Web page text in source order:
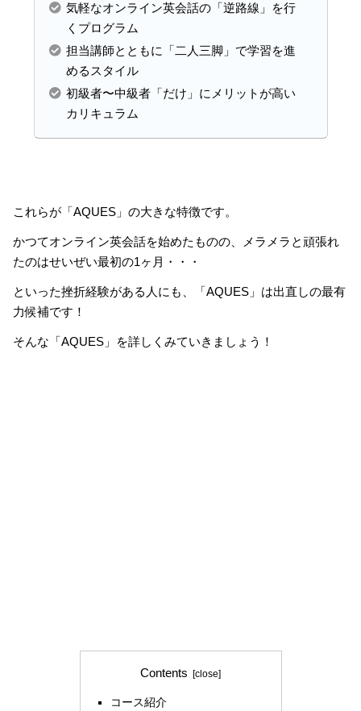
気軽なオンライン英会話の「逆路線」を行
くプログラム
担当講師とともに「二人三脚」で学習を進
めるスタイル
初級者〜中級者「だけ」にメリットが高い
カリキュラム
これらが「AQUES」の大きな特徴です。
かつてオンライン英会話を始めたものの、メラメラと頑張れ
たのはせいぜい最初の1ヶ月・・・
といった挫折経験がある人にも、「AQUES」は出直しの最有
力候補です！
そんな「AQUES」を詳しくみていきましょう！
Contents
コース紹介